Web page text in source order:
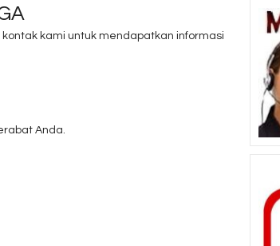
kami untuk mendapatkan informasi
Anda.